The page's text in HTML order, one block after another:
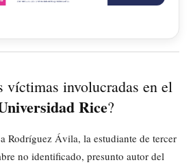
víctimas involucradas en el
Rice?
Rodríguez Ávila, la estudiante de tercer
no identificado, presunto autor del